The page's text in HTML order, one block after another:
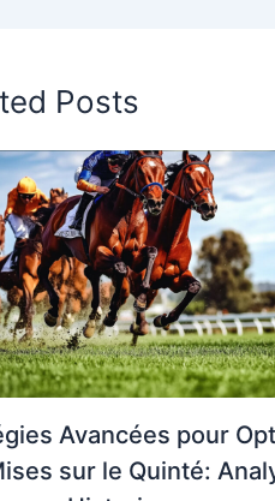
Posts
Avancées pour
sur le Quinté: